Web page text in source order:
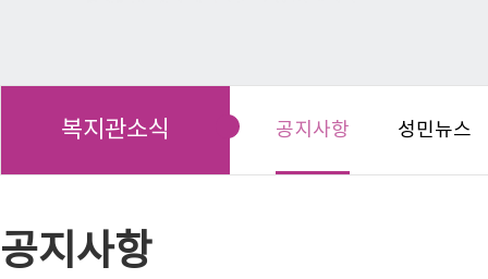
복지관소식 공지사항 성민뉴스
공지사항